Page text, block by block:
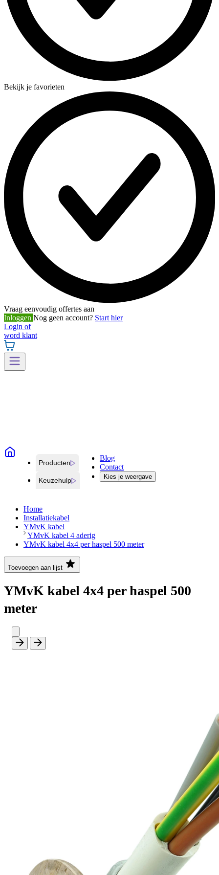
Bekijk je favorieten
Vraag eenvoudig offertes aan
Inloggen Nog geen account? Start hier
Login of
word klant
Producten
Keuzehulp
Blog
Contact
Kies je weergave
Home
Installatiekabel
YMvK kabel
YMvK kabel 4 aderig
YMvK kabel 4x4 per haspel 500 meter
Toevoegen aan lijst
YMvK kabel 4x4 per haspel 500
meter